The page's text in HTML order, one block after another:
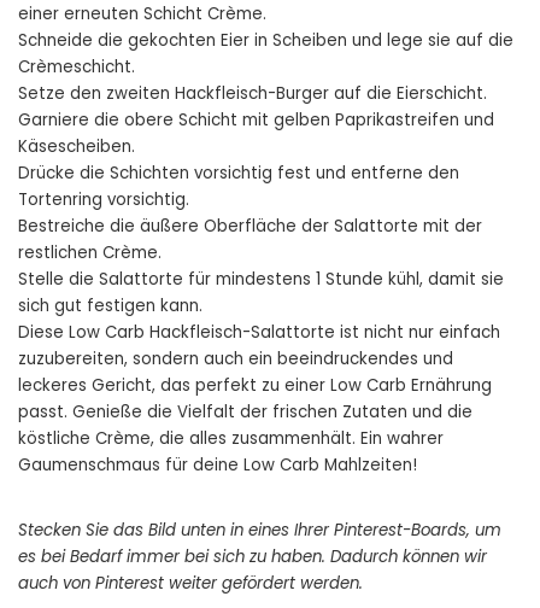
einer erneuten Schicht Crème.
Schneide die gekochten Eier in Scheiben und lege sie auf die
Crèmeschicht.
Setze den zweiten Hackfleisch-Burger auf die Eierschicht.
Garniere die obere Schicht mit gelben Paprikastreifen und
Käsescheiben.
Drücke die Schichten vorsichtig fest und entferne den
Tortenring vorsichtig.
Bestreiche die äußere Oberfläche der Salattorte mit der
restlichen Crème.
Stelle die Salattorte für mindestens 1 Stunde kühl, damit sie
sich gut festigen kann.
Diese Low Carb Hackfleisch-Salattorte ist nicht nur einfach
zuzubereiten, sondern auch ein beeindruckendes und
leckeres Gericht, das perfekt zu einer Low Carb Ernährung
passt. Genieße die Vielfalt der frischen Zutaten und die
köstliche Crème, die alles zusammenhält. Ein wahrer
Gaumenschmaus für deine Low Carb Mahlzeiten!
Stecken Sie das Bild unten in eines Ihrer Pinterest-Boards, um
es bei Bedarf immer bei sich zu haben. Dadurch können wir
auch von Pinterest weiter gefördert werden.